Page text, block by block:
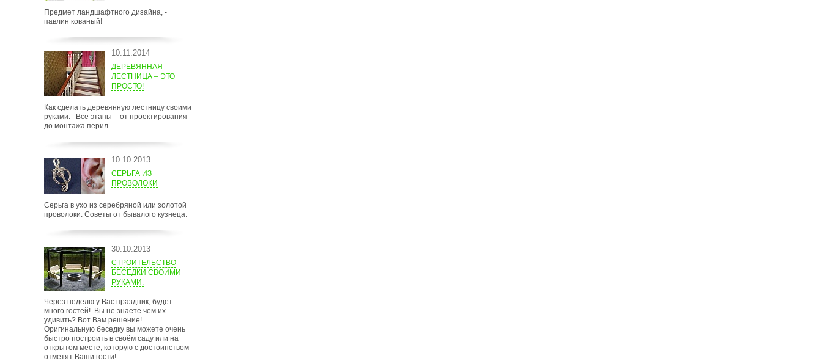
Предмет ландшафтного дизайна, -
павлин кованый!
10.11.2014
ДЕРЕВЯННАЯ
ЛЕСТНИЦА – ЭТО
ПРОСТО!
Как сделать деревянную лестницу своими
руками. Все этапы – от проектирования
до монтажа перил.
10.10.2013
СЕРЬГА ИЗ
ПРОВОЛОКИ
Серьга в ухо из серебряной или золотой
проволоки. Советы от бывалого кузнеца.
30.10.2013
СТРОИТЕЛЬСТВО
БЕСЕДКИ СВОИМИ
РУКАМИ.
Через неделю у Вас праздник, будет
много гостей! Вы не знаете чем их
удивить? Вот Вам решение!
Оригинальную беседку вы можете очень
быстро построить в своём саду или на
открытом месте, которую с достоинством
отметят Ваши гости!